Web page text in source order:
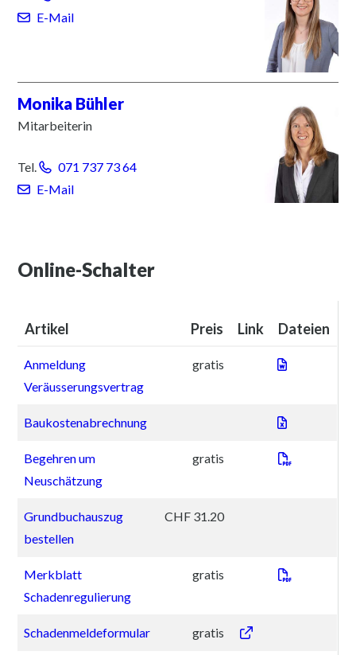
E-Mail
Monika Bühler
Mitarbeiterin
Tel.
071 737 73 64
E-Mail
Online-Schalter
Artikel Preis Link Dateien
Anmeldung
Veräusserungsvertrag
gratis
Baukostenabrechnung
Begehren um
Neuschätzung
gratis
Grundbuchauszug
bestellen
CHF 31.20
Merkblatt
Schadenregulierung
gratis
Schadenmeldeformular gratis